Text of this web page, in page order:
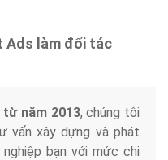
Ads làm đối tác
năm 2013, chúng tôi
vấn xây dựng và phát
bạn với mức chi